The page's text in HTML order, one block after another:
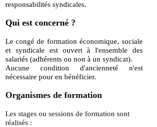
responsabilités syndicales.
Qui est concerné ?
Le congé de formation économique, sociale
et syndicale est ouvert à l'ensemble des
salariés (adhérents ou non à un syndicat).
Aucune condition d'ancienneté n'est
nécessaire pour en bénéficier.
Organismes de formation
Les stages ou sessions de formation sont
réalisés :